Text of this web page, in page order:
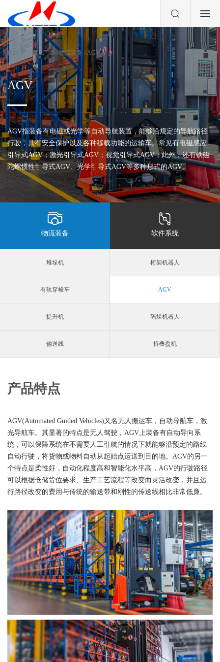
位置： 首页/ 产品/物流装备/ AGV
AGV
AGV指装备有电磁或光学等自动导航装置，能够沿规定的导航路径
行驶，具有安全保护以及各种移载功能的运输车。常见有电磁感应
引导式AGV；激光引导式AGV；视觉引导式AGV；此外，还有铁磁
陀螺惯性引导式AGV、光学引导式AGV等多种形式的AGV。
物流装备 软件系统
堆垛机 桁架机器人
有轨穿梭车 AGV
提升机 码垛机器人
输送线 拆叠盘机
产品特点
AGV(Automated Guided Vehicles)又名无人搬运车，自动导航车，激
光导航车。其显著的特点是无人驾驶，AGV上装备有自动导向系
统，可以保障系统在不需要人工引航的情况下就能够沿预定的路线
自动行驶，将货物或物料自动从起始点运送到目的地。AGV的另一
个特点是柔性好，自动化程度高和智能化水平高，AGV的行驶路径
可以根据仓储货位要求、生产工艺流程等改变而灵活改变，并且运
行路径改变的费用与传统的输送带和刚性的传送线相比非常低廉。